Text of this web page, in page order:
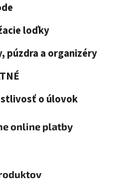
loďky
púzdra a organizéry
o úlovok
online platby